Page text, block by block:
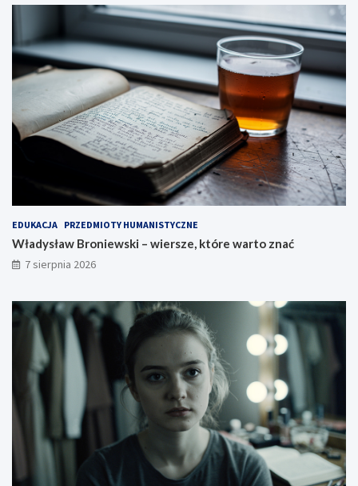
EDUKACJA PRZEDMIOTY HUMANISTYCZNE
Władysław Broniewski – wiersze, które warto znać
7 sierpnia 2026